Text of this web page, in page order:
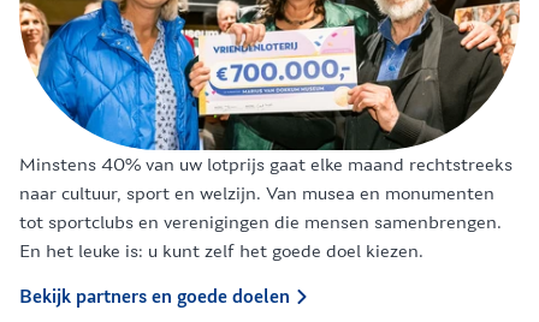
Minstens 40% van uw lotprijs gaat elke maand rechtstreeks
naar cultuur, sport en welzijn. Van musea en monumenten
tot sportclubs en verenigingen die mensen samenbrengen.
En het leuke is: u kunt zelf het goede doel kiezen.
Bekijk partners en goede doelen